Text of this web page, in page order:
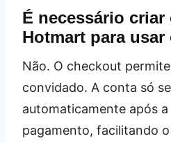
É necessário criar
Hotmart para
Não. O checkout
convidado. A conta só
automaticamente após
pagamento, facilitando